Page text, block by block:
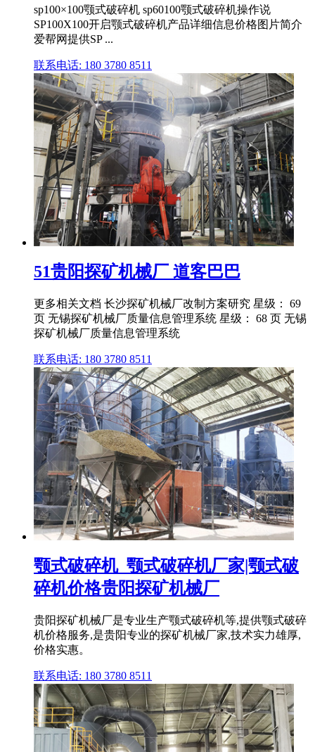
sp100×100颚式破碎机 sp60100颚式破碎机操作说
SP100X100开启颚式破碎机产品详细信息价格图片简介
爱帮网提供SP ...
联系电话: 180 3780 8511
51贵阳探矿机械厂 道客巴巴
更多相关文档 长沙探矿机械厂改制方案研究 星级： 69
页 无锡探矿机械厂质量信息管理系统 星级： 68 页 无锡
探矿机械厂质量信息管理系统
联系电话: 180 3780 8511
颚式破碎机_颚式破碎机厂家|颚式破
碎机价格贵阳探矿机械厂
贵阳探矿机械厂是专业生产颚式破碎机等,提供颚式破碎
机价格服务,是贵阳专业的探矿机械厂家,技术实力雄厚,
价格实惠。
联系电话: 180 3780 8511